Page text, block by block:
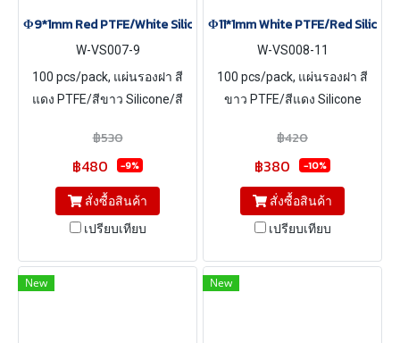
Φ9*1mm Red PTFE/White Silicone/Red PTFE Septa, 100 pcs/pack
W-VS007-9
100 pcs/pack, แผ่นรองฝา สี
แดง PTFE/สีขาว Silicone/สี
฿530
฿480 -9%
สั่งซื้อสินค้า
เปรียบเทียบ
Φ11*1mm White PTFE/Red
W-VS008-11
100 pcs/pack, แผ่นรองฝา สี
ขาว PTFE/สีแดง Silicone
฿420
฿380 -10%
สั่งซื้อสินค้า
เปรียบเทียบ
New New